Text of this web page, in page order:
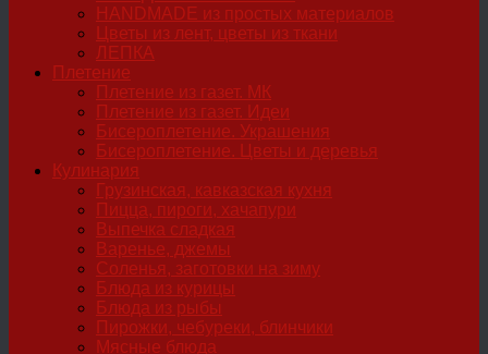
HANDMADE из простых материалов
Цветы из лент, цветы из ткани
ЛЕПКА
Плетение
Плетение из газет. МК
Плетение из газет. Идеи
Бисероплетение. Украшения
Бисероплетение. Цветы и деревья
Кулинария
Грузинская, кавказская кухня
Пицца, пироги, хачапури
Выпечка сладкая
Варенье, джемы
Соленья, заготовки на зиму
Блюда из курицы
Блюда из рыбы
Пирожки, чебуреки, блинчики
Мясные блюда